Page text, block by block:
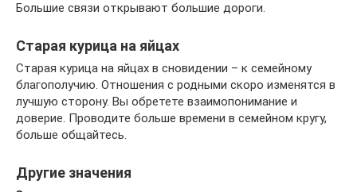
Большие связи открывают большие дороги.
Старая курица на яйцах
Старая курица на яйцах в сновидении – к семейному
благополучию. Отношения с родными скоро изменятся в
лучшую сторону. Вы обретете взаимопонимание и
доверие. Проводите больше времени в семейном кругу,
больше общайтесь.
Другие значения